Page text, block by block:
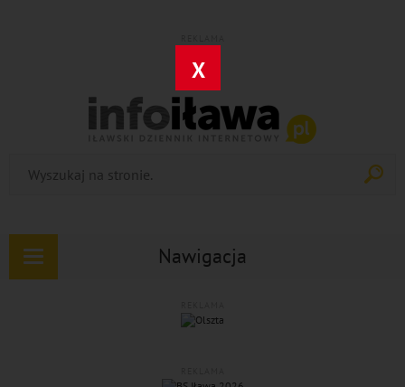
X
Nawigacja
Rozwiń